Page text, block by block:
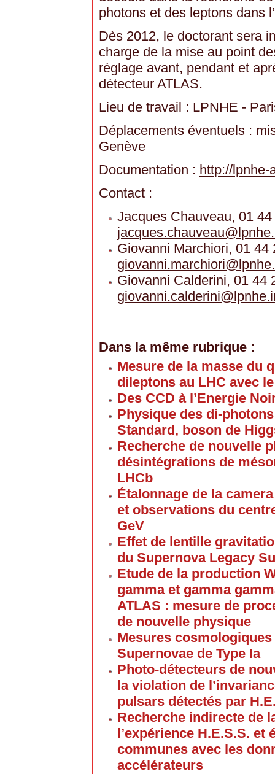
photons et des leptons dans
Dès 2012, le doctorant sera
charge de la mise au point
réglage avant, pendant et
détecteur ATLAS.
Lieu de travail : LPNHE -
Déplacements éventuels :
Genève
Documentation : http://
Contact :
Jacques Chauveau, 01
jacques.chauveau@
Giovanni Marchiori, 01 44
giovanni.marchiori@
Giovanni Calderini, 01 44
giovanni.calderini@
Dans la même rubrique :
Mesure de la masse du
dileptons au LHC avec
Des CCD à l’Energie
Physique des di-
Standard, boson de
Recherche de nouvelle
désintégrations de
LHCb
Étalonnage de la
et observations du
GeV
Effet de lentille
du Supernova Legacy
Etude de la production
gamma et gamma
ATLAS : mesure de
de nouvelle physique
Mesures
Supernovae de Type Ia
Photo-détecteurs de
la violation de
pulsars détectés par
Recherche indirecte de
l’expérience H.E.S.S.
communes avec les
accélérateurs